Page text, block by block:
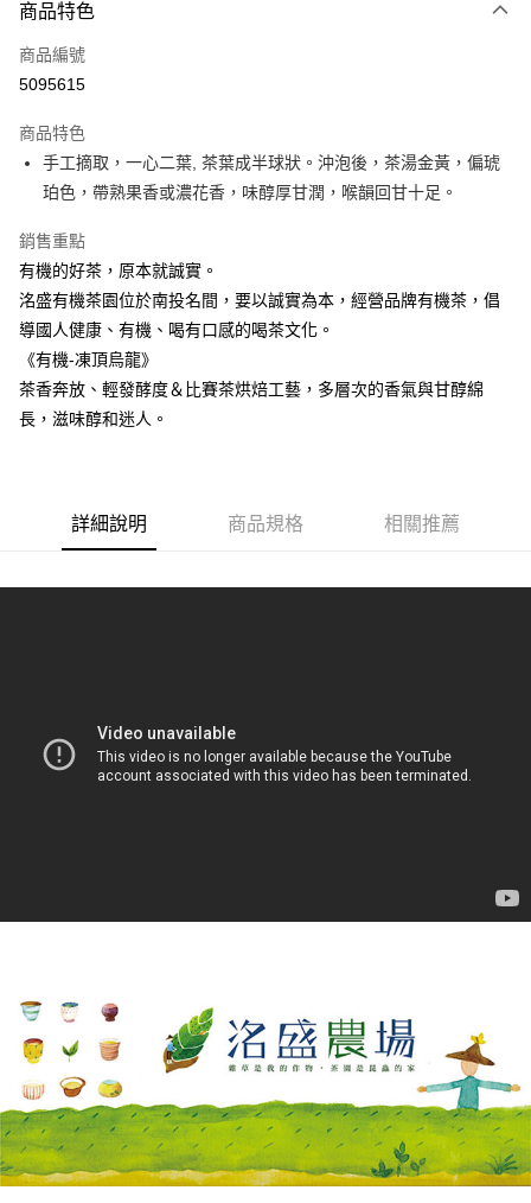
Apple Pay
街口支付
Google Pay
全盈+PAY
大哥付你分期
相關說明
1.本服務由台灣大哥大提供，台灣大哥大用戶可立即使用無須另外申請。
2.付款方式選擇「大哥付你分期」，訂單成立後會自動跳轉到大哥付的交易
流程，驗證手機門號後，選擇欲分期的期數、繳款截止日，確認付款後即完
成交易。
3.實際核准額度、可分期數及費用金額請依後續交易確認頁面所載為準。
4.訂單成立30分鐘內，如未前往確認交易或遇審核未通過，訂單將自動取
醒簡訊。
由本公司與您本人進行分期帳單所需資料之確認、核對及更正。
3.完整用戶服務條款，請詳閱以下連結：https://oppay.tw/userRule
AFTEE先享後付
相關說明
【關於「AFTEE先享後付」】
AFTEE先享後付是「在收到商品之後才付款」的支付方式。 讓您購物簡單
１．簡單：不需註冊會員、不需綁卡、不需儲值。
【「AFTEE先享後付」結帳流程】
１．於結帳方式選擇「AFTEE先享後付」後，將跳轉至「AFTEE先享後付」
結帳頁面，進行簡訊認證並確認金額後，即可完成結帳。
是否繳費成功／繳費後需取消欲退款等相關疑問，請聯繫「AFTEE先享後付
客戶支援中心」
時審查核予不同之上限額度；若仍有額度不足之情形，本公司將視審查結果
請求用戶進行身份認證。
５．嚴禁一人註冊多個帳號或使用他人資訊註冊。若發現惡意使用之情形，
恩沛科技股份有限公司將有權停止該用戶之使用額度並採取法律行動。
ATM付款
付款後7-11取貨
每筆NT$70，滿NT$1,000(含以上)免運費
請自備購物袋，若需購買紙袋可現場詢問
免運費
商品特色
商品編號
5095615
商品特色
手工摘取，一心二葉, 茶葉成半球狀。沖泡後，茶湯金黃，偏琥
珀色，帶熟果香或濃花香，味醇厚甘潤，喉韻回甘十足。
銷售重點
有機的好茶，原本就誠實。
洺盛有機茶園位於南投名間，要以誠實為本，經營品牌有機茶，倡
導國人健康、有機、喝有口感的喝茶文化。
《有機-凍頂烏龍》
茶香奔放、輕發酵度＆比賽茶烘焙工藝，多層次的香氣與甘醇綿
長，滋味醇和迷人。
詳細說明 商品規格 相關推薦